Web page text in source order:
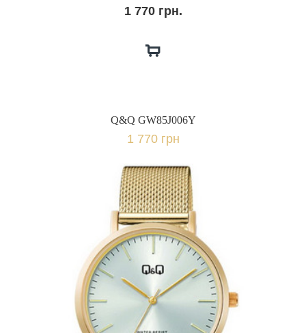
1 770 грн.
Q&Q GW85J006Y
1 770 грн